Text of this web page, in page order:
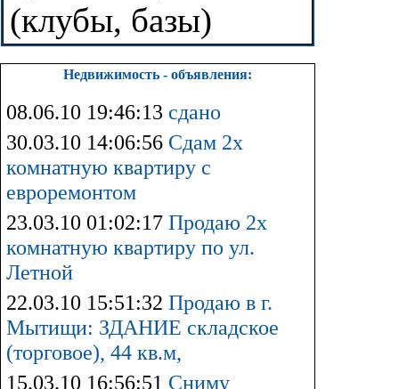
(клубы, базы)
Недвижимость - объявления:
08.06.10 19:46:13 сдано
30.03.10 14:06:56 Сдам 2х
комнатную квартиру с
евроремонтом
23.03.10 01:02:17 Продаю 2х
комнатную квартиру по ул.
Летной
22.03.10 15:51:32 Продаю в г.
Мытищи: ЗДАНИЕ складское
(торговое), 44 кв.м,
15.03.10 16:56:51 Сниму